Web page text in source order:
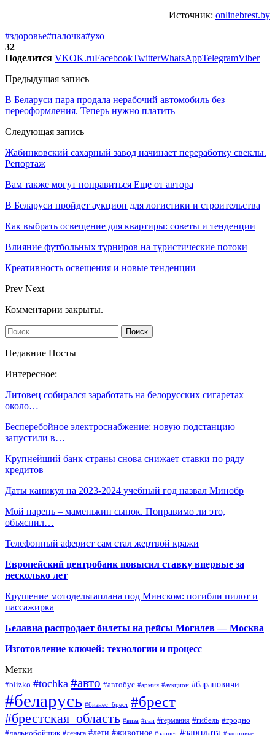
Источник: onlinebrest.by
#здоровье#палочка#ухо
32
Поделится VKOK.ruFacebookTwitterWhatsAppTelegramViber
Предыдущая запись
В Беларуси пара продала нерабочий автомобиль без
переоформления. Теперь нужно платить
Следующая запись
Жабинковский сахарный завод начинает переработку свеклы.
Репортаж
Вам также могут понравиться Еще от автора
В Беларуси пройдет аукцион для логистики и строительства
Как выбрать освещение для квартиры: советы и тенденции
Влияние футбольных турниров на туристические потоки
Креативность освещения и новые тенденции
Prev Next
Комментарии закрыты.
Недавние Посты
Интересное:
Литовец собирался заработать на белорусских сигаретах
около…
Бесперебойное электроснабжение: новую подстанцию
запустили в…
Крупнейший банк страны снова снижает ставки по ряду
кредитов
Даты каникул на 2023-2024 учебный год назвал Минобр
Мой парень – маменькин сынок. Поправимо ли это,
объяснил…
Телефонный аферист сам стал жертвой кражи
Европейский центробанк повысил ставку впервые за
несколько лет
Крушение мотодельтаплана под Минском: погибли пилот и
пассажирка
Белавиа распродает билеты на рейсы Могилев — Москва
Изготовление ключей: технологии и процесс
Метки
#blizko #tochka #авто #автобус #армия #аукцион #барановичи
#беларусь #бизнес_брест #брест
#брестская_область #виза #гаи #германия #гибель #гродно
#дальнобойщик #деньга #дети #животное #запрет #зарплата #здоровье